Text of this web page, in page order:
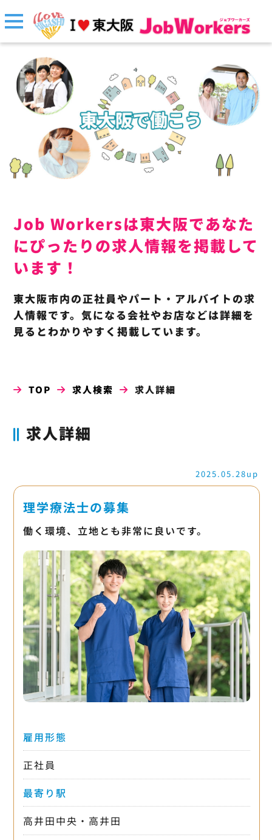
Job Workersは東大阪であなた
にぴったりの求人情報を掲載して
います！
東大阪市内の正社員やパート・アルバイトの求
人情報です。気になる会社やお店などは詳細を
見るとわかりやすく掲載しています。
TOP 求人検索 求人詳細
求人詳細
2025.05.28up
理学療法士の募集
働く環境、立地とも非常に良いです。
雇用形態
正社員
最寄り駅
高井田中央・高井田